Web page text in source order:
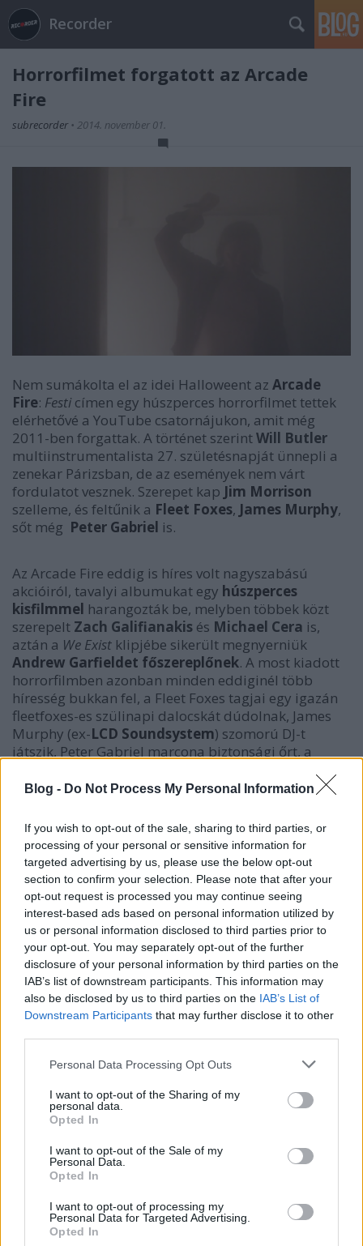
Blog - Do Not Process My Personal Information
If you wish to opt-out of the sale, sharing to third parties, or
processing of your personal or sensitive information for
targeted advertising by us, please use the below opt-out
section to confirm your selection. Please note that after your
opt-out request is processed you may continue seeing
interest-based ads based on personal information utilized by
us or personal information disclosed to third parties prior to
your opt-out. You may separately opt-out of the further
disclosure of your personal information by third parties on the
IAB’s list of downstream participants. This information may
also be disclosed by us to third parties on the IAB’s List of
Downstream Participants that may further disclose it to other
Please note that this website/app uses one or more Google
not limited to your visit or usage behaviour. You may click to
grant or deny consent to Google and its third-party tags to
use your data for below specified purposes in below Google
consent section.
Personal Data Processing Opt Outs
I want to opt-out of the Sharing of my
personal data.
Opted In
I want to opt-out of the Sale of my
Personal Data.
Opted In
I want to opt-out of processing my
Personal Data for Targeted Advertising.
Opted In
Recorder
Horrorfilmet forgatott az Arcade
Fire
subrecorder • 2014. november 01.
Nem sumákolta el az idei Halloweent az Arcade
Fire: Festi címen egy húszperces horrorfilmet tettek
elérhetővé a YouTube csatornájukon, amit még
2011-ben forgattak. A történet szerintWill Butler
multiinstrumentalista 27. születésnapját ünnepli a
zenekar Párizsban, de az események nem várt
fordulatot vesznek. Szerepet kap Jim Morrison
szelleme, és feltűnik a Fleet Foxes, James Murphy,
sőt még Peter Gabriel is.
Az Arcade Fire eddig is híres volt nagyszabású
akcióiról, tavalyi albumukat egy húszperces
kisfilmmel harangozták be, melyben többek közt
szerepelt Zach Galifianakis és Michael Cera is,
aztán a We Exist klipjébe sikerült megnyerniük
Andrew Garfieldet főszereplőnek. A most kiadott
horrorfilmben azonban minden eddiginél több
híresség bukkan fel, a Fleet Foxes tagjai egy igazán
fleetfoxes-es szülinapi dalocskát dúdolnak, James
Murphy (ex-LCD Soundsystem) szomorú DJ-t
játszik, Peter Gabriel marcona biztonsági őrt, a
Garfieldet takarja.
AZ ARCADE FIRE AZ IDEI TURNÉJÁN RENGETEG
FELDOLGOZÁST JÁTSZOTT, ITT ÍRTUNK AZ ÖSSZESRŐL.
A bizarr történet szerint a zenekar a 2011-es nyári
turnéjának párizsi állomásán Will Butler (Win
Butlerfrontember/énekes testvére) 27.
születésnapját ünneplik, és minden rendben is
megy, mindaddig, amíg a kisegítő személyzet egy
tagja le nem megy a borospincébe és fel nem hoz
egy Jim 27 címkéjű üveget. Miután ebbeTim
igazából Willre vadászik. Természetesen az egész
inkább vicces, mint ijesztő, főleg ha leesik az a
rengeteg utalás, amikkel különböző filmművészeti
remekeket idéznek meg. Az eleje tiszta
ikrei aRagyogáskislányait játsszák, Kingsbury
gyilkosáról pedig többször beugorhat a
hogy a miérteket aSlash-nek öltözött
Regine
Chassagne magyarázza el, miközben egy jógaguru